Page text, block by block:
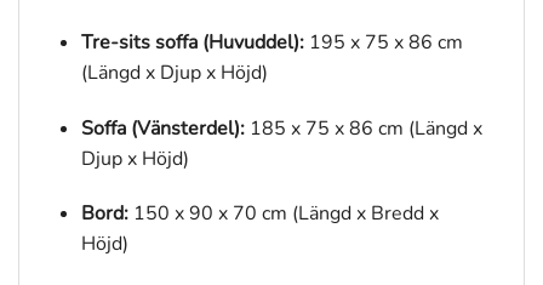
Tre-sits soffa (Huvuddel):195 x 75 x 86 cm
(Längd x Djup x Höjd)
Soffa (Vänsterdel):185 x 75 x 86 cm (Längd x
Djup x Höjd)
Bord:150 x 90 x 70 cm (Längd x Bredd x
Höjd)